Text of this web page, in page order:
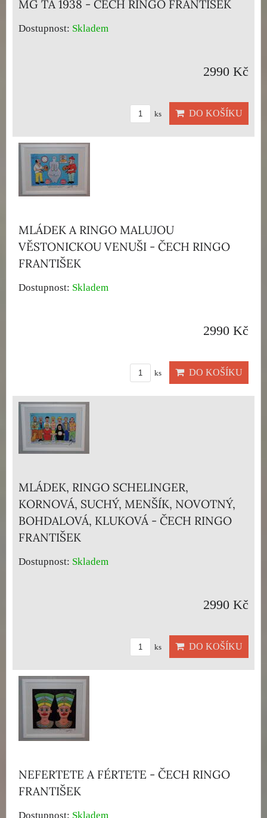
MG TA 1938 - ČECH RINGO FRANTIŠEK
Dostupnost: Skladem
2990 Kč
ks DO KOŠÍKU
MLÁDEK A RINGO MALUJOU
VĚSTONICKOU VENUŠI - ČECH RINGO
FRANTIŠEK
Dostupnost: Skladem
2990 Kč
ks DO KOŠÍKU
MLÁDEK, RINGO SCHELINGER,
KORNOVÁ, SUCHÝ, MENŠÍK, NOVOTNÝ,
BOHDALOVÁ, KLUKOVÁ - ČECH RINGO
FRANTIŠEK
Dostupnost: Skladem
2990 Kč
ks DO KOŠÍKU
NEFERTETE A FÉRTETE - ČECH RINGO
FRANTIŠEK
Dostupnost: Skladem